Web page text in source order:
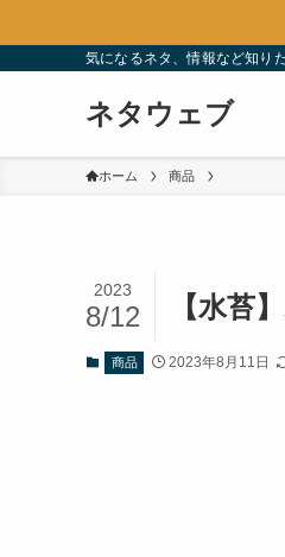
気になるネタ、情報など知り
ネタウェブ
ホーム 商品
【水苔
2023
8/12
商品 2023年8月11日